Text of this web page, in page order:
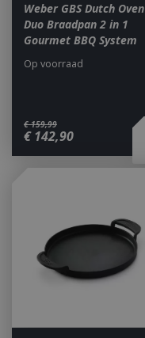
Weber GBS Dutch Oven
Duo Braadpan 2 in 1
Gourmet BBQ System
€ 159,99
€ 142,90
Op voorraad